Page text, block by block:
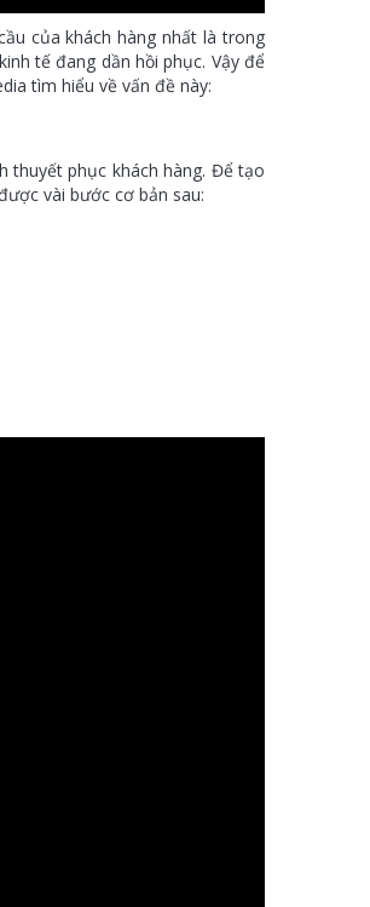
của khách hàng nhất là trong
tế đang dần hồi phục. Vậy để
tìm hiểu về vấn đề này:
thuyết phục khách hàng. Để tạo
vài bước cơ bản sau: